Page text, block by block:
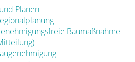
Planen
Baumaßnahme